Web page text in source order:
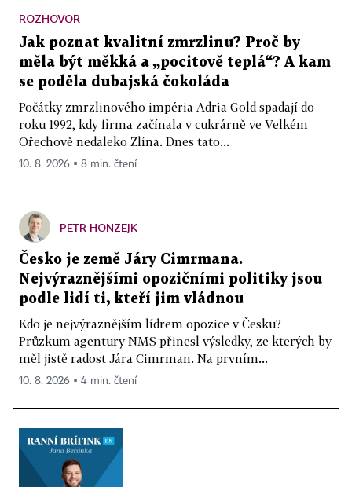
ROZHOVOR
Jak poznat kvalitní zmrzlinu? Proč by
měla být měkká a „pocitově teplá“? A kam
se poděla dubajská čokoláda
Počátky zmrzlinového impéria Adria Gold spadají do
roku 1992, kdy firma začínala v cukrárně ve Velkém
Ořechově nedaleko Zlína. Dnes tato...
10. 8. 2026 ▪ 8 min. čtení
PETR HONZEJK
Česko je země Járy Cimrmana.
Nejvýraznějšími opozičními politiky jsou
podle lidí ti, kteří jim vládnou
Kdo je nejvýraznějším lídrem opozice v Česku?
Průzkum agentury NMS přinesl výsledky, ze kterých by
měl jistě radost Jára Cimrman. Na prvním...
10. 8. 2026 ▪ 4 min. čtení